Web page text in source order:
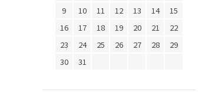
9
10 11 12 13 14
15
16
17 18 19 20 21
22
23
24 25 26 27 28
29
30
31